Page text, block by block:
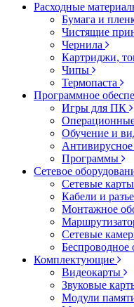
Расходные
Бумага и
Чистящие
Чернила
Картриджи,
Чипы
Термопаста
Программное
Игры для ПК
Обучение и
Программы
Сетевое
Сетевые
Кабели и
Монтажное
Сетевые
Беспроводное
Комплектующие
Видеокарты
Звуковые
Модули